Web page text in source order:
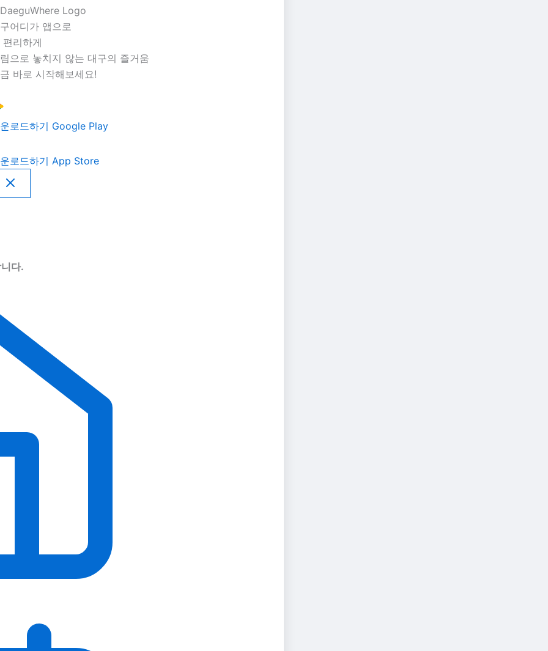
어디가 앱으로
편리하게
으로 놓치지 않는 대구의 즐거움
바로 시작해보세요!
로드하기 Google Play
로드하기 App Store
다.